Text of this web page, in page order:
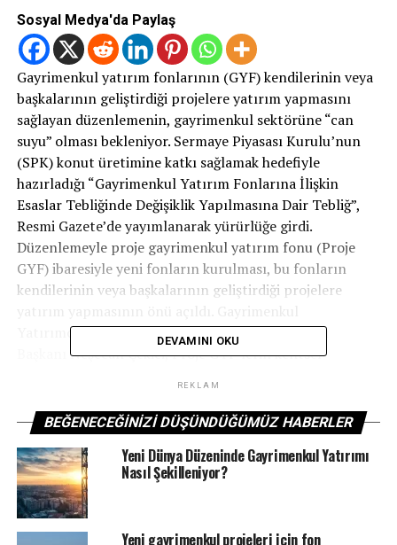
Sosyal Medya'da Paylaş
Gayrimenkul yatırım fonlarının (GYF) kendilerinin veya
başkalarının geliştirdiği projelere yatırım yapmasını
sağlayan düzenlemenin, gayrimenkul sektörüne “can
suyu” olması bekleniyor. Sermaye Piyasası Kurulu’nun
(SPK) konut üretimine katkı sağlamak hedefiyle
hazırladığı “Gayrimenkul Yatırım Fonlarına İlişkin
Esaslar Tebliğinde Değişiklik Yapılmasına Dair Tebliğ”,
Resmi Gazete’de yayımlanarak yürürlüğe girdi.
Düzenlemeyle proje gayrimenkul yatırım fonu (Proje
GYF) ibaresiyle yeni fonların kurulması, bu fonların
kendilerinin veya başkalarının geliştirdiği projelere
Yatırımcıları Derneği (GYODER) Yönetim Kurulu
Başkanı Neşecan Çekici, Proje GYF’lerin kentsel
Bu düzenlemeyle sektörde kurumsallaşma sürecinin
olumlu etkileneceğini belirten Çekici, düzenlemenin
ayrıca sektörün ihtiyacı olan “fiyat ve güven disiplininin
oluşmasına önemli ölçüde destek sağlayacağını ifade
etti. Çekici, Proje GYF ile yatırımcıların sektöre dahil
olabilmesine ilişkin ise “Gayrimenkul piyasasında
DEVAMINI OKU
REKLAM
BEĞENECEĞINIZI DÜŞÜNDÜĞÜMÜZ HABERLER
Yeni Dünya Düzeninde Gayrimenkul Yatırımı
Nasıl Şekilleniyor?
Yeni gayrimenkul projeleri için fon